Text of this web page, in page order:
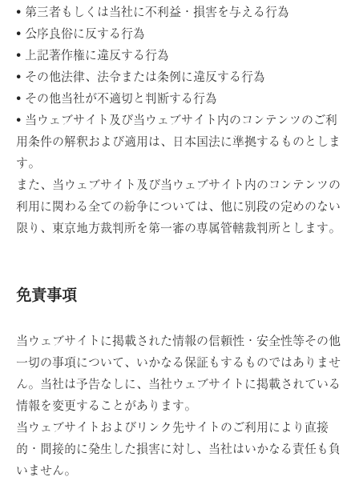
• 第三者もしくは当社に不利益・損害を与える行為
• 公序良俗に反する行為
• 上記著作権に違反する行為
• その他法律、法令または条例に違反する行為
• その他当社が不適切と判断する行為
• 当ウェブサイト及び当ウェブサイト内のコンテンツのご利
用条件の解釈および適用は、日本国法に準拠するものとしま
す。
また、当ウェブサイト及び当ウェブサイト内のコンテンツの
利用に関わる全ての紛争については、他に別段の定めのない
限り、東京地方裁判所を第一審の専属管轄裁判所とします。
免責事項
当ウェブサイトに掲載された情報の信頼性・安全性等その他
一切の事項について、いかなる保証もするものではありませ
ん。当社は予告なしに、当社ウェブサイトに掲載されている
情報を変更することがあります。
当ウェブサイトおよびリンク先サイトのご利用により直接
的・間接的に発生した損害に対し、当社はいかなる責任も負
いません。